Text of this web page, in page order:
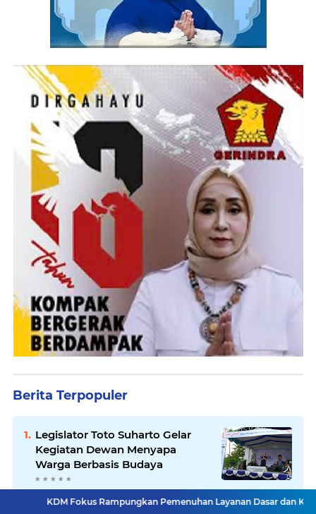
Berita Terpopuler
Legislator Toto Suharto Gelar
Kegiatan Dewan Menyapa
Warga Berbasis Budaya
Minim Anggaran Garut Undur
Fokus Rampungkan Pemenuhan Layanan Dasar dan Konektivitas